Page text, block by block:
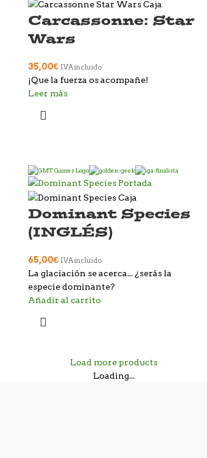
Carcassonne: Star
Wars
35,00€ IVA incluido
¡Que la fuerza os acompañe!
Leer más
Dominant Species
(INGLÉS)
65,00€ IVA incluido
La glaciación se acerca... ¿serás la
especie dominante?
Añadir al carrito
Load more products
Loading...